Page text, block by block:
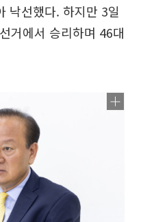
낙선했다. 하지만 3일
거에서 승리하며 46대